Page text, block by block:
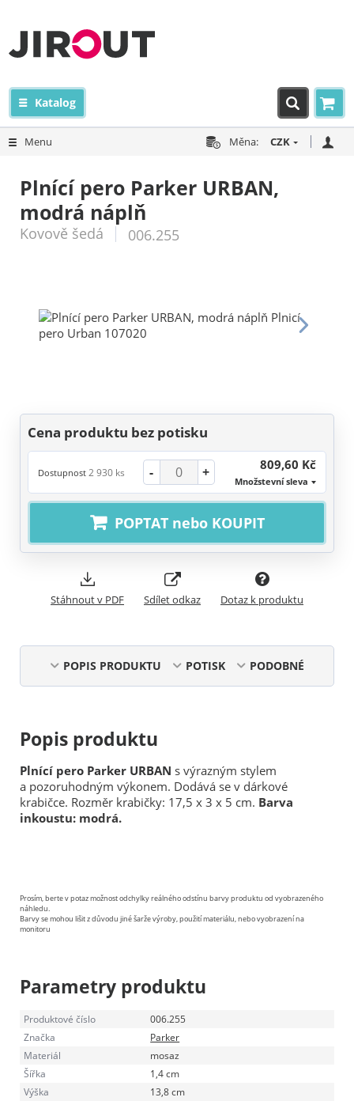
Katalog
Menu Měna: CZK
Plnící pero Parker URBAN,
modrá náplň
Kovově šedá 006.255
Cena produktu bez potisku
Dostupnost 2 930 ks - + 809,60 Kč
Množstevní sleva
POPTAT nebo KOUPIT
Stáhnout v PDF Sdílet odkaz Dotaz k produktu
POPIS PRODUKTU POTISK PODOBNÉ
Popis produktu
Plnící pero Parker URBAN s výrazným stylem
a pozoruhodným výkonem. Dodává se v dárkové
krabičce. Rozměr krabičky: 17,5 x 3 x 5 cm. Barva
inkoustu: modrá.
Prosím, berte v potaz možnost odchylky reálného odstínu barvy produktu od vyobrazeného
náhledu.
Barvy se mohou lišit z důvodu jiné šarže výroby, použití materiálu, nebo vyobrazení na
monitoru
Parametry produktu
Produktové číslo
006.255
Značka
Parker
Materiál
mosaz
Šířka
1,4 cm
Výška
13,8 cm